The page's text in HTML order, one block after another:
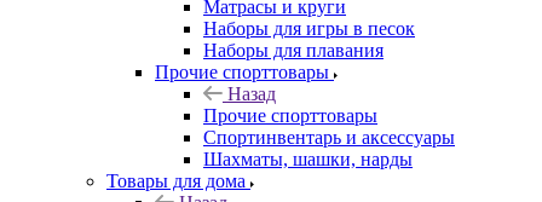
Матрасы и круги
Наборы для игры в песок
Наборы для плавания
Прочие спорттовары
Назад
Прочие спорттовары
Спортинвентарь и аксессуары
Шахматы, шашки, нарды
Товары для дома